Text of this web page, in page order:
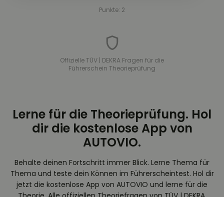
Punkte: 2
Offizielle TÜV | DEKRA Fragen für die
Führerschein Theorieprüfung
Lerne für die Theorieprüfung. Hol
dir die kostenlose App von
AUTOVIO.
Behalte deinen Fortschritt immer Blick. Lerne Thema für
Thema und teste dein Können im Führerscheintest. Hol dir
jetzt die kostenlose App von AUTOVIO und lerne für die